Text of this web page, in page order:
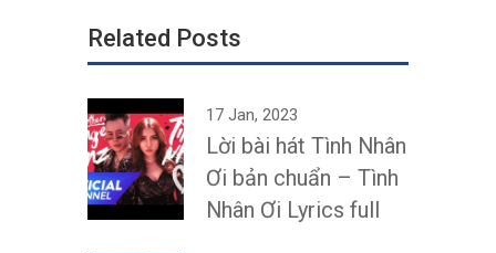
Related Posts
17 Jan, 2023
Lời bài hát Tình Nhân
Ơi bản chuẩn – Tình
Nhân Ơi Lyrics full